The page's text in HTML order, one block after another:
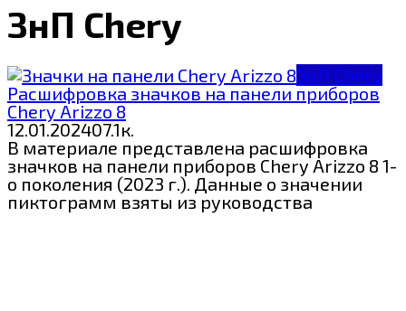
ЗнП Chery
ЗнП Chery
Расшифровка значков на панели приборов
Chery Arizzo 8
12.01.202407.1к.
В материале представлена расшифровка
значков на панели приборов Chery Arizzo 8 1-
о поколения (2023 г.). Данные о значении
пиктограмм взяты из руководства